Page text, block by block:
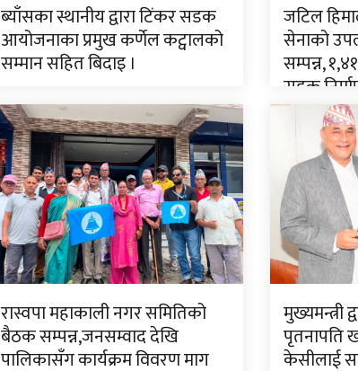
ब्याँसका स्थानीय द्वारा टिंकर सडक
आयोजनाका प्रमुख कर्णेल कट्वालको
सम्मान सहित बिदाइ ।
जटिल
सेनाको
सम्पन्न,
सडक
रास्वपा महाकाली नगर समितिको
बैठक सम्पन्न,जनसम्वाद देखि
पालिकासँग कार्यक्रम विवरण माग
मुख्यमन्त्री
पृतनापति
केसीलाई